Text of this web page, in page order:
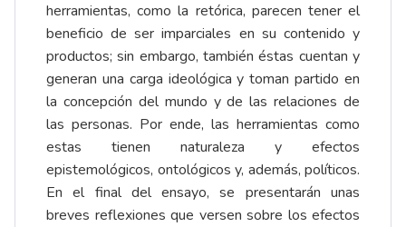
herramientas, como la retórica, parecen tener el
beneficio de ser imparciales en su contenido y
productos; sin embargo, también éstas cuentan y
generan una carga ideológica y toman partido en
la concepción del mundo y de las relaciones de
las personas. Por ende, las herramientas como
estas tienen naturaleza y efectos
epistemológicos, ontológicos y, además, políticos.
En el final del ensayo, se presentarán unas
breves reflexiones que versen sobre los efectos